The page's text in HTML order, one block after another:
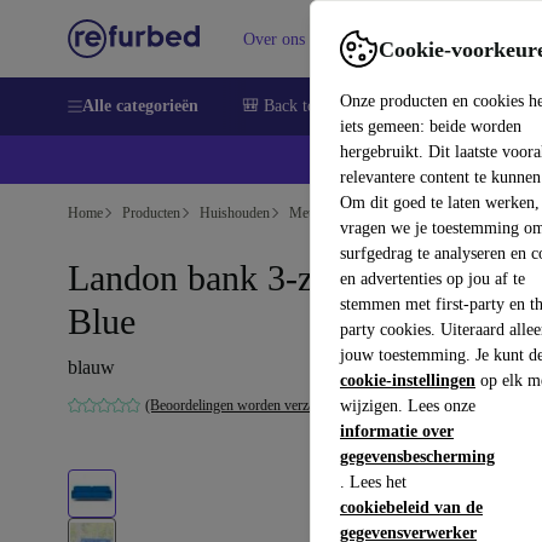
Cookie-
Onze producten en cookies
iets gemeen: beide worden
hergebruikt. Dit laatste
relevantere content te
Om dit goed te laten werken,
vragen we je toestemming
surfgedrag te analyseren en
en advertenties op jou af te
stemmen met first-party en
party cookies. Uiteraard
jouw toestemming. Je kunt
cookie-instellingen op elk
wijzigen. Lees onze
informatie over
gegevensbescherming
. Lees het
cookiebeleid van de
gegevensverwerker
Over ons Verkopen Support
Alle categorieën 🎒 Back to school Smartphones
Home Producten Huishouden Meubels
Landon bank 3-zits Mark Cobalt
Blue
blauw
(Beoordelingen worden verzameld)